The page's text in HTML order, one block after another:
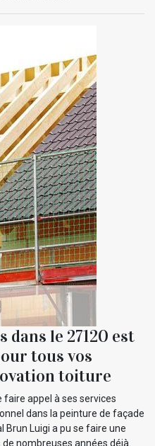
le 27120 est
tous vos
toiture
faire appel à ses services
dans la peinture de façade
Brun Luigi a pu se faire une
nombreuses années déjà.